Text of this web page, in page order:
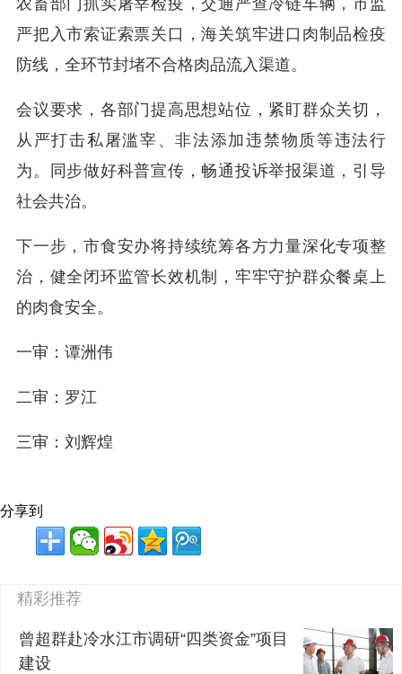
严把入市索证索票关口，海关筑牢进口肉制品检疫
防线，全环节封堵不合格肉品流入渠道。
会议要求，各部门提高思想站位，紧盯群众关切，
从严打击私屠滥宰、非法添加违禁物质等违法行
为。同步做好科普宣传，畅通投诉举报渠道，引导
社会共治。
下一步，市食安办将持续统筹各方力量深化专项整
治，健全闭环监管长效机制，牢牢守护群众餐桌上
的肉食安全。
一审：谭洲伟
二审：罗江
三审：刘辉煌
分享到
精彩推荐
曾超群赴冷水江市调研“四类资金”项目
建设